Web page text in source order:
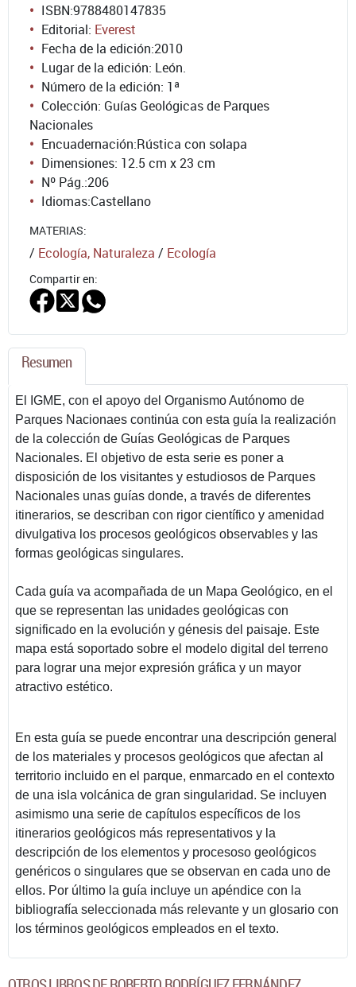
ISBN:9788480147835
Editorial: Everest
Fecha de la edición:2010
Lugar de la edición: León.
Número de la edición: 1ª
Colección: Guías Geológicas de Parques
Nacionales
Encuadernación:Rústica con solapa
Dimensiones: 12.5 cm x 23 cm
Nº Pág.:206
Idiomas:Castellano
MATERIAS:
/ Ecología, Naturaleza / Ecología
Compartir en:
Resumen
El IGME, con el apoyo del Organismo Autónomo de
Parques Nacionaes continúa con esta guía la realización
de la colección de Guías Geológicas de Parques
Nacionales. El objetivo de esta serie es poner a
disposición de los visitantes y estudiosos de Parques
Nacionales unas guías donde, a través de diferentes
itinerarios, se describan con rigor científico y amenidad
divulgativa los procesos geológicos observables y las
formas geológicas singulares.
Cada guía va acompañada de un Mapa Geológico, en el
que se representan las unidades geológicas con
significado en la evolución y génesis del paisaje. Este
mapa está soportado sobre el modelo digital del terreno
para lograr una mejor expresión gráfica y un mayor
atractivo estético.
En esta guía se puede encontrar una descripción general
de los materiales y procesos geológicos que afectan al
territorio incluido en el parque, enmarcado en el contexto
de una isla volcánica de gran singularidad. Se incluyen
asimismo una serie de capítulos específicos de los
itinerarios geológicos más representativos y la
descripción de los elementos y procesoso geológicos
genéricos o singulares que se observan en cada uno de
ellos. Por último la guía incluye un apéndice con la
bibliografía seleccionada más relevante y un glosario con
los términos geológicos empleados en el texto.